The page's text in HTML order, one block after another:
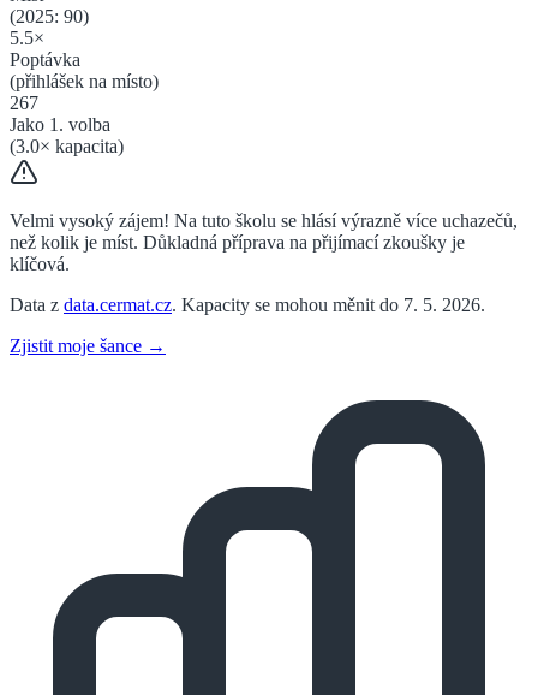
(2025: 90)
5.5×
Poptávka
(přihlášek na místo)
267
Jako 1. volba
(3.0× kapacita)
Velmi vysoký zájem! Na tuto školu se hlásí výrazně více uchazečů,
než kolik je míst. Důkladná příprava na přijímací zkoušky je
klíčová.
Data z data.cermat.cz. Kapacity se mohou měnit do 7. 5. 2026.
Zjistit moje šance →